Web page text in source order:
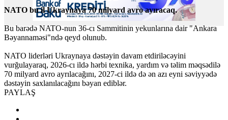
NATO bu il Ukraynaya 70 milyard avro ayıracaq.
Bu barədə NATO-nun 36-cı Sammitinin yekunlarına dair "Ankara
Bəyannaməsi"ndə qeyd olunub.
NATO liderləri Ukraynaya dəstəyin davam etdiriləcəyini
vurğulayaraq, 2026-cı ildə hərbi texnika, yardım və təlim məqsədilə
70 milyard avro ayrılacağını, 2027-ci ildə də ən azı eyni səviyyədə
dəstəyin saxlanılacağını bəyan ediblər.
PAYLAŞ